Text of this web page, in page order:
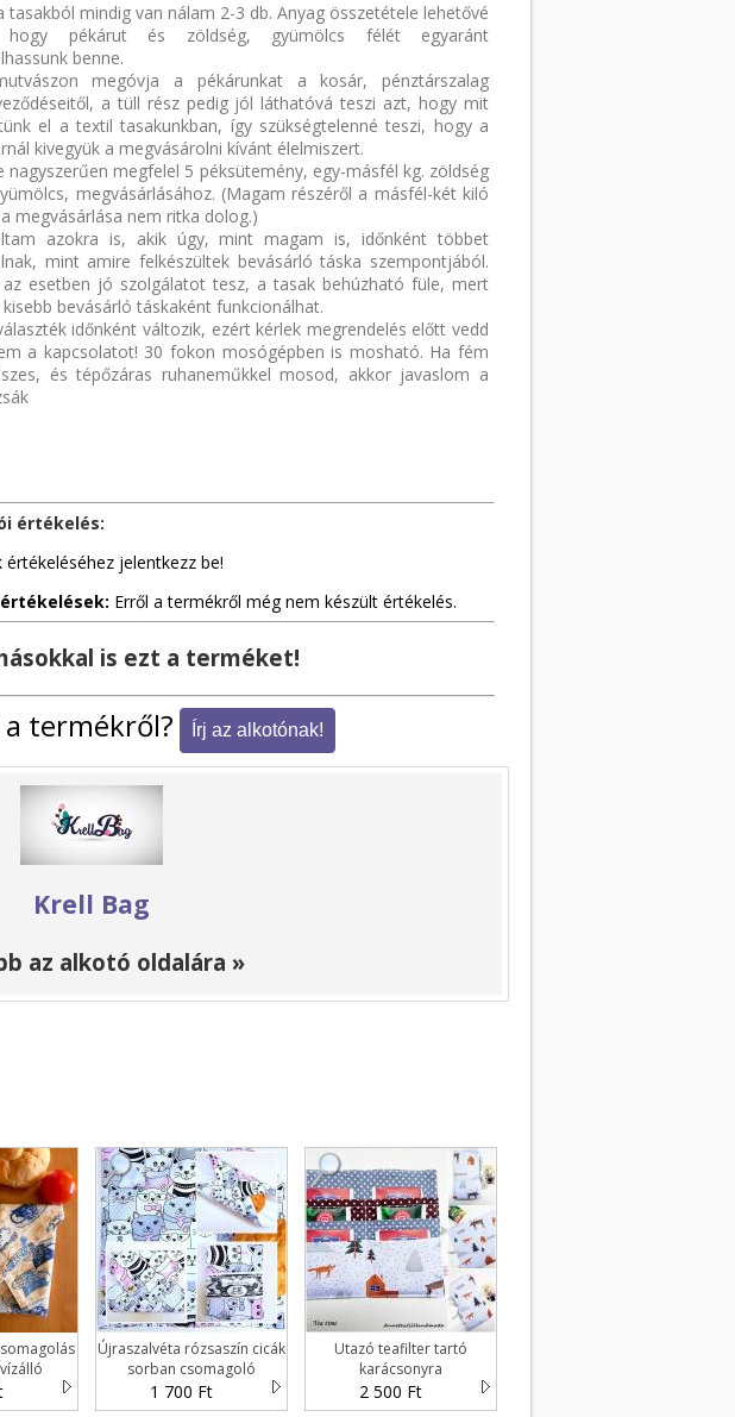
tasakból mindig van nálam 2-3 db. Anyag összetétele lehetővé
hogy pékárut és zöldség, gyümölcs félét egyaránt
benne.
megóvja a pékárunkat a kosár, pénztárszalag
a tüll rész pedig jól láthatóvá teszi azt, hogy mit
el a textil tasakunkban, így szükségtelenné teszi, hogy a
kivegyük a megvásárolni kívánt élelmiszert.
nagyszerűen megfelel 5 péksütemény, egy-másfél kg. zöldség
megvásárlásához. (Magam részéről a másfél-két kiló
megvásárlása nem ritka dolog.)
azokra is, akik úgy, mint magam is, időnként többet
mint amire felkészültek bevásárló táska szempontjából.
az esetben jó szolgálatot tesz, a tasak behúzható füle, mert
bevásárló táskaként funkcionálhat.
időnként változik, ezért kérlek megrendelés előtt vedd
a kapcsolatot! 30 fokon mosógépben is mosható. Ha fém
és tépőzáras ruhaneműkkel mosod, akkor javaslom a
értékelés:
értékeléséhez jelentkezz be!
Erről a termékről még nem készült értékelés.
is ezt a terméket!
termékről?
Krell Bag
az alkotó oldalára »
Újraszalvéta rózsaszín cicák
sorban csomagoló
1 700 Ft
Utazó teafilter tartó
karácsonyra
2 500 Ft